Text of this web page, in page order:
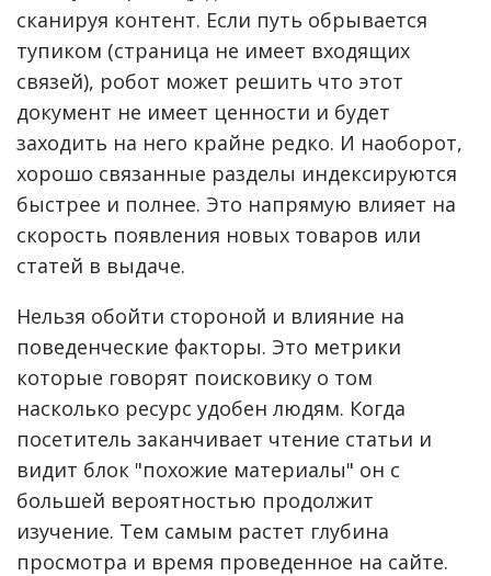
сканируя контент. Если путь обрывается
тупиком (страница не имеет входящих
связей), робот может решить что этот
документ не имеет ценности и будет
заходить на него крайне редко. И наоборот,
хорошо связанные разделы индексируются
быстрее и полнее. Это напрямую влияет на
скорость появления новых товаров или
статей в выдаче.
Нельзя обойти стороной и влияние на
поведенческие факторы. Это метрики
которые говорят поисковику о том
насколько ресурс удобен людям. Когда
посетитель заканчивает чтение статьи и
видит блок "похожие материалы" он с
большей вероятностью продолжит
изучение. Тем самым растет глубина
просмотра и время проведенное на сайте.